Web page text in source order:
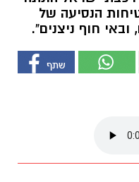
הנסיעה של
ובאי חוף ניצנים".